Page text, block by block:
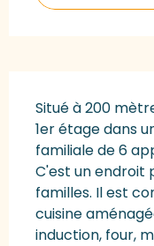
Situé à 200
1er étage dans
familiale de 6
C'est un endroit
familles. Il est
cuisine
induction, four,